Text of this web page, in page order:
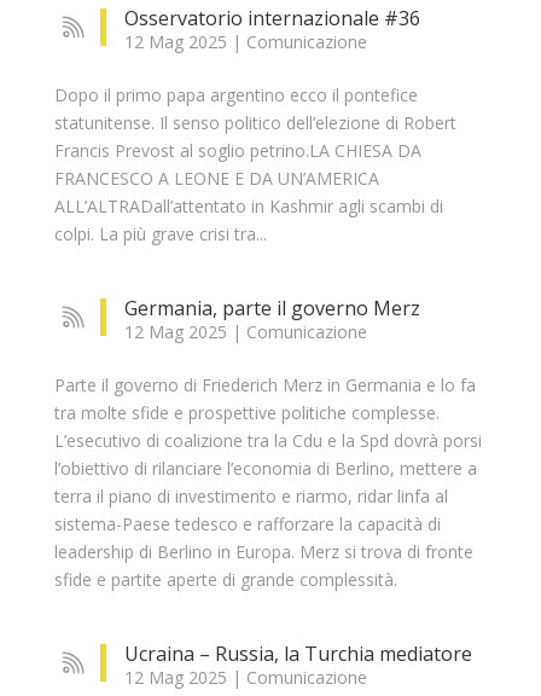
Osservatorio internazionale #36
12 Mag 2025 | Comunicazione
Dopo il primo papa argentino ecco il pontefice
statunitense. Il senso politico dell’elezione di Robert
Francis Prevost al soglio petrino.LA CHIESA DA
FRANCESCO A LEONE E DA UN’AMERICA
ALL’ALTRADall’attentato in Kashmir agli scambi di
colpi. La più grave crisi tra...
Germania, parte il governo Merz
12 Mag 2025 | Comunicazione
Parte il governo di Friederich Merz in Germania e lo fa
tra molte sfide e prospettive politiche complesse.
L’esecutivo di coalizione tra la Cdu e la Spd dovrà porsi
l’obiettivo di rilanciare l’economia di Berlino, mettere a
terra il piano di investimento e riarmo, ridar linfa al
sistema-Paese tedesco e rafforzare la capacità di
leadership di Berlino in Europa. Merz si trova di fronte
sfide e partite aperte di grande complessità.
Ucraina – Russia, la Turchia mediatore
12 Mag 2025 | Comunicazione